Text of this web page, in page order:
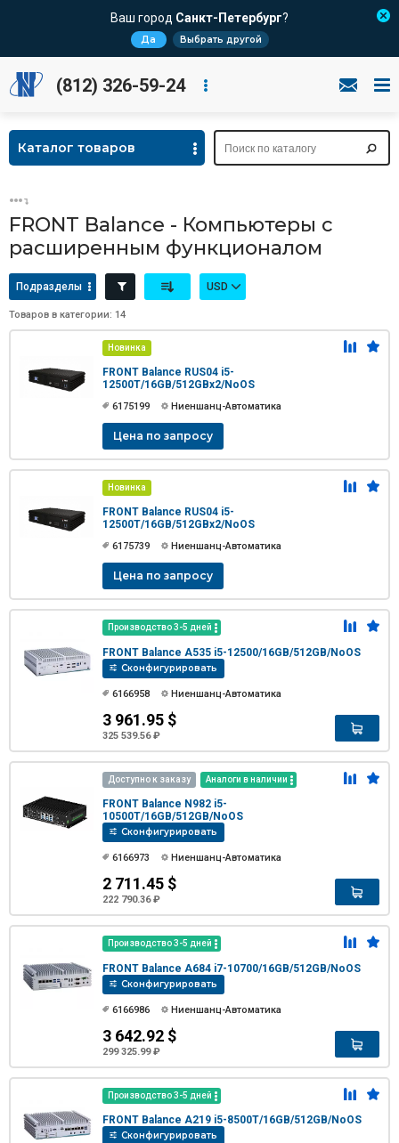
Ваш город Санкт-Петербург?
Да Выбрать другой
(812) 326-59-24
Каталог товаров
FRONT Balance - Компьютеры с
расширенным функционалом
Подразделы USD
Товаров в категории: 14
Новинка
FRONT Balance RUS04 i5-
12500T/16GB/512GBx2/NoOS
6175199 Ниеншанц-Автоматика
Цена по запросу
Новинка
FRONT Balance RUS04 i5-
12500T/16GB/512GBx2/NoOS
6175739 Ниеншанц-Автоматика
Цена по запросу
Производство 3-5 дней
FRONT Balance A535 i5-12500/16GB/512GB/NoOS
Сконфигурировать
6166958 Ниеншанц-Автоматика
3 961.95 $
325 539.56 ₽
Доступно к заказу Аналоги в наличии
FRONT Balance N982 i5-
10500T/16GB/512GB/NoOS
Сконфигурировать
6166973 Ниеншанц-Автоматика
2 711.45 $
222 790.36 ₽
Производство 3-5 дней
FRONT Balance A684 i7-10700/16GB/512GB/NoOS
Сконфигурировать
6166986 Ниеншанц-Автоматика
3 642.92 $
299 325.99 ₽
Производство 3-5 дней
FRONT Balance A219 i5-8500T/16GB/512GB/NoOS
Сконфигурировать